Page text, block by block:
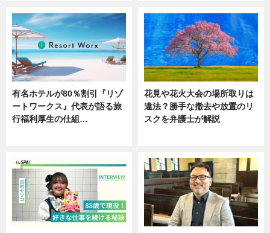
有名ホテルが80％割引『リゾ
ートワークス』代表が語る旅
行福利厚生の仕組…
花見や花火大会の場所取りは
違法？勝手な撤去や放置のリ
スクを弁護士が解説